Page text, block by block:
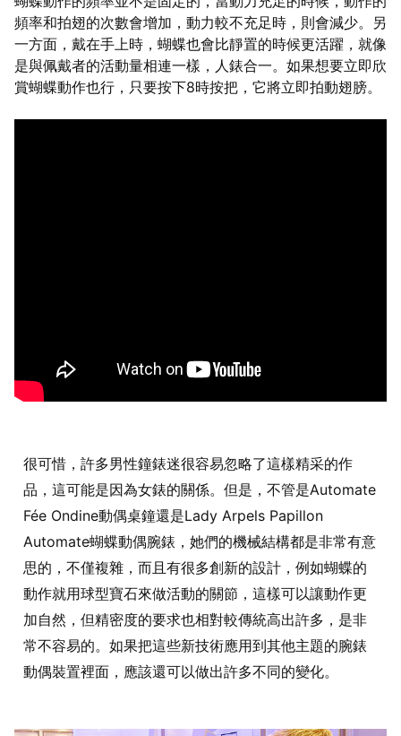
頻率和拍翅的次數會增加，動力較不充足時，則會減少。另
一方面，戴在手上時，蝴蝶也會比靜置的時候更活躍，就像
是與佩戴者的活動量相連一樣，人錶合一。如果想要立即欣
賞蝴蝶動作也行，只要按下8時按把，它將立即拍動翅膀。
很可惜，許多男性鐘錶迷很容易忽略了這樣精采的作
品，這可能是因為女錶的關係。但是，不管是Automate
Fée Ondine動偶桌鐘還是Lady Arpels Papillon
Automate蝴蝶動偶腕錶，她們的機械結構都是非常有意
思的，不僅複雜，而且有很多創新的設計，例如蝴蝶的
動作就用球型寶石來做活動的關節，這樣可以讓動作更
加自然，但精密度的要求也相對較傳統高出許多，是非
常不容易的。如果把這些新技術應用到其他主題的腕錶
動偶裝置裡面，應該還可以做出許多不同的變化。